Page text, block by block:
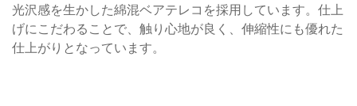
光沢感を生かした綿混ベアテレコを採用しています。仕上
げにこだわることで、触り心地が良く、伸縮性にも優れた
仕上がりとなっています。